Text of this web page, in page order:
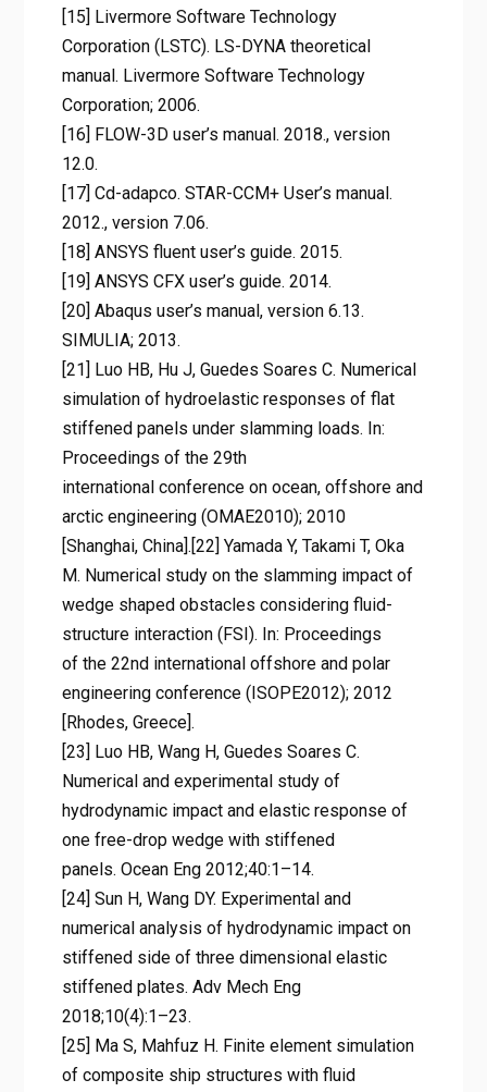
[15] Livermore Software Technology
Corporation (LSTC). LS-DYNA theoretical
manual. Livermore Software Technology
Corporation; 2006.
[16] FLOW-3D user’s manual. 2018., version
12.0.
[17] Cd-adapco. STAR-CCM+ User’s manual.
2012., version 7.06.
[18] ANSYS fluent user’s guide. 2015.
[19] ANSYS CFX user’s guide. 2014.
[20] Abaqus user’s manual, version 6.13.
SIMULIA; 2013.
[21] Luo HB, Hu J, Guedes Soares C. Numerical
simulation of hydroelastic responses of flat
stiffened panels under slamming loads. In:
Proceedings of the 29th
international conference on ocean, offshore and
arctic engineering (OMAE2010); 2010
[Shanghai, China].[22] Yamada Y, Takami T, Oka
M. Numerical study on the slamming impact of
wedge shaped obstacles considering fluid-
structure interaction (FSI). In: Proceedings
of the 22nd international offshore and polar
engineering conference (ISOPE2012); 2012
[Rhodes, Greece].
[23] Luo HB, Wang H, Guedes Soares C.
Numerical and experimental study of
hydrodynamic impact and elastic response of
one free-drop wedge with stiffened
panels. Ocean Eng 2012;40:1–14.
[24] Sun H, Wang DY. Experimental and
numerical analysis of hydrodynamic impact on
stiffened side of three dimensional elastic
stiffened plates. Adv Mech Eng
2018;10(4):1–23.
[25] Ma S, Mahfuz H. Finite element simulation
of composite ship structures with fluid